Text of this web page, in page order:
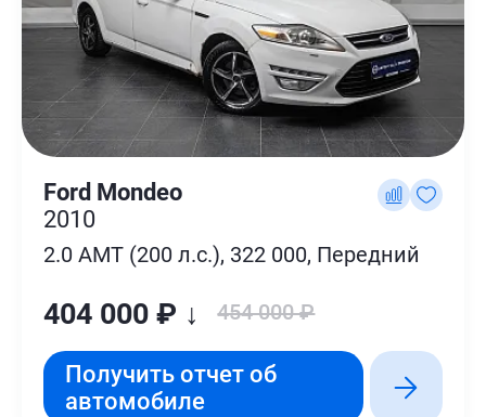
Ford Mondeo
2010
2.0 AMT (200 л.с.), 322 000, Передний
404 000 ₽ ↓ 454 000 ₽
Получить отчет об
автомобиле